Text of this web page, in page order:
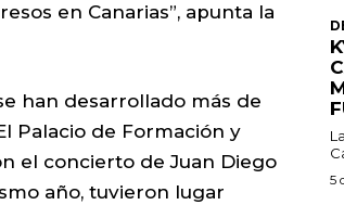
en Canarias”, apunta la
han desarrollado más de
Palacio de Formación y
el concierto de Juan Diego
año, tuvieron lugar
5